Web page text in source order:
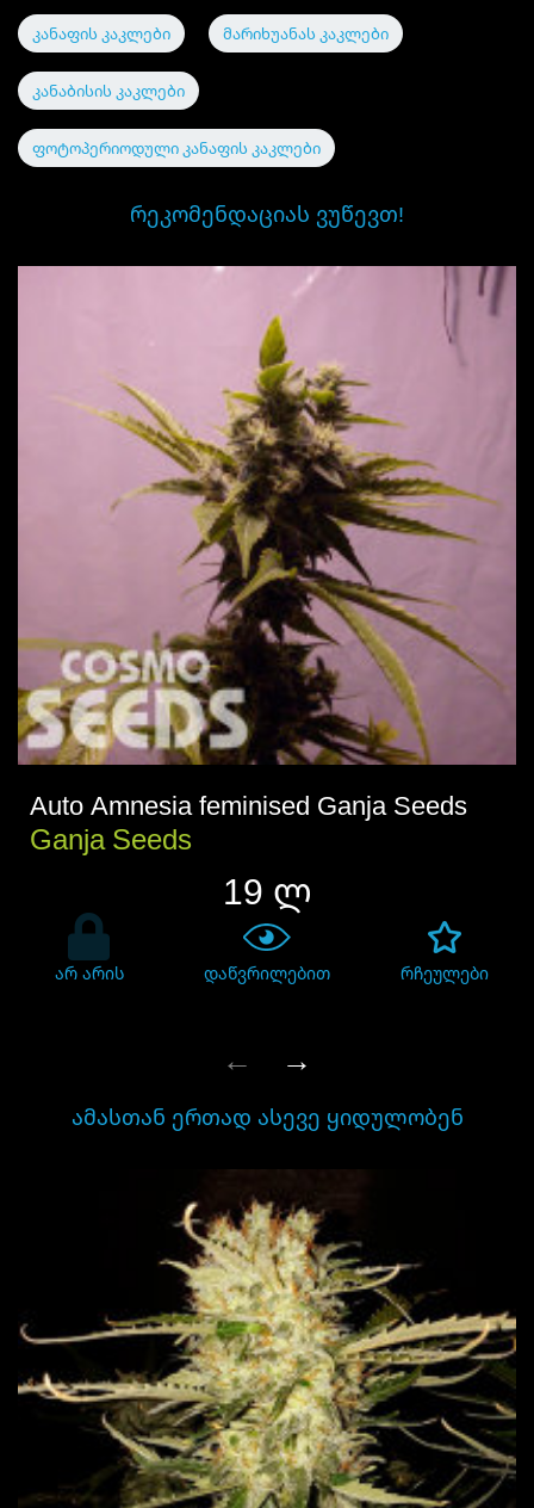
კანაფის კაკლები მარიხუანას კაკლები
კანაბისის კაკლები
ფოტოპერიოდული კანაფის კაკლები
ᲠᲔᲙᲝᲛᲔᲜᲓᲐᲪᲘᲐᲡ ᲕᲣᲬᲔᲕᲗ!
Auto Amnesia feminised Ganja Seeds
Ganja Seeds
19 ლ
არ არის დაწვრილებით რჩეულები
← →
ᲐᲛᲐᲡᲗᲐᲜ ᲔᲠᲗᲐᲓ ᲐᲡᲔᲕᲔ ᲧᲘᲓᲣᲚᲝᲑᲔᲜ